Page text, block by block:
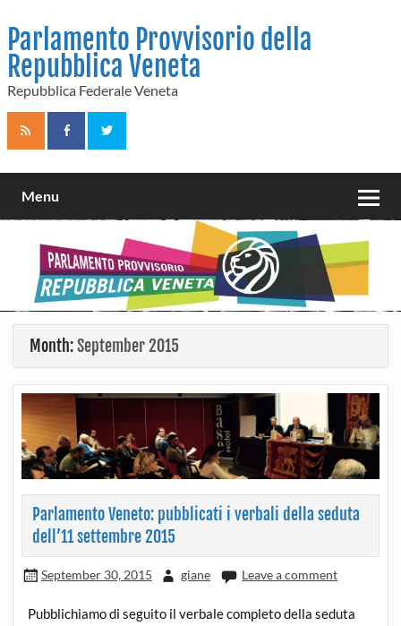
content
Parlamento Provvisorio della
Repubblica Veneta
Repubblica Federale Veneta
Menu
Month:September 2015
Parlamento Veneto: pubblicati i verbali della seduta
dell’11 settembre 2015
September 30, 2015 giane Leave a comment
Pubblichiamo di seguito il verbale completo della seduta